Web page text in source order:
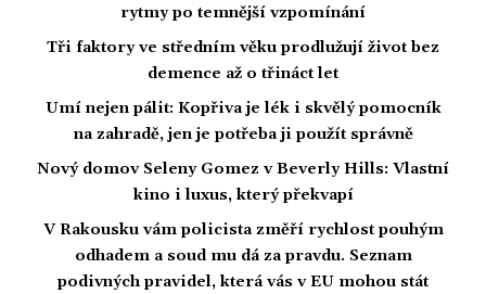
rytmy po temnější vzpomínání
Tři faktory ve středním věku prodlužují život bez
demence až o třináct let
Umí nejen pálit: Kopřiva je lék i skvělý pomocník
na zahradě, jen je potřeba ji použít správně
Nový domov Seleny Gomez v Beverly Hills: Vlastní
kino i luxus, který překvapí
V Rakousku vám policista změří rychlost pouhým
odhadem a soud mu dá za pravdu. Seznam
podivných pravidel, která vás v EU mohou stát